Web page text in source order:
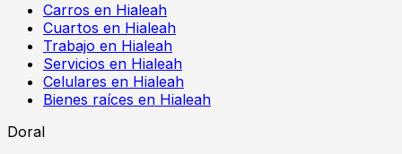
Carros en Hialeah
Cuartos en Hialeah
Trabajo en Hialeah
Servicios en Hialeah
Celulares en Hialeah
Bienes raíces en Hialeah
Doral